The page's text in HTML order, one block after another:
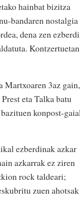
hainbat bizitza
bandaren nostalgia
dena zen
Martxoaren 3az gain,
eta Talka batu
konpost-
ezberdinak azkar
azkarrak ez ziren
rock taldeari;
zuen ahotsak